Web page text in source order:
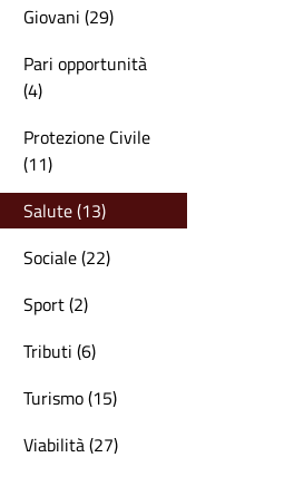
Giovani (29)
Pari opportunità
(4)
Protezione Civile
(11)
Salute (13)
Sociale (22)
Sport (2)
Tributi (6)
Turismo (15)
Viabilità (27)